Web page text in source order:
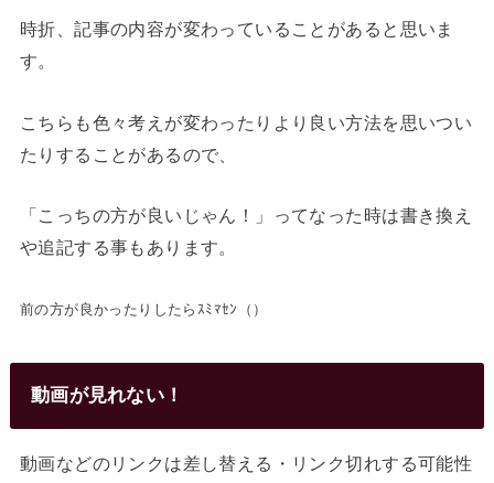
時折、記事の内容が変わっていることがあると思いま
す。
こちらも色々考えが変わったりより良い方法を思いつい
たりすることがあるので、
「こっちの方が良いじゃん！」ってなった時は書き換え
や追記する事もあります。
前の方が良かったりしたらｽﾐﾏｾﾝ（）
動画が見れない！
動画などのリンクは差し替える・リンク切れする可能性